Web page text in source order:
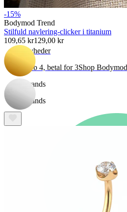
Shop titanium
Nyheder
Køb 4, betal for 3Shop
Brands
Brands
-15%
Bodymod Trend
Stilfuld navlering-clicker i titanium
109,65 kr129,00 kr